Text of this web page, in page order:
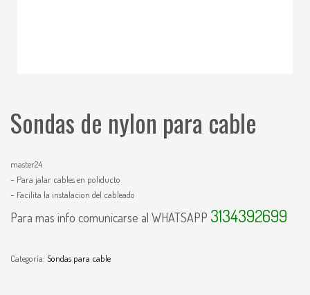
Sondas de nylon para cable
master24
– Para jalar cables en poliducto
– Facilita la instalacion del cableado
Para mas info comunicarse al WHATSAPP 3134392699
Categoría: Sondas para cable